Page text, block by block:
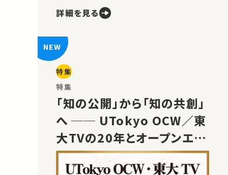
詳細を見る
特集
特集
「知の公開」から「知の共創」
へ ── UTokyo OCW／東
大TVの20年とオープンエデ
ュケーションの未来